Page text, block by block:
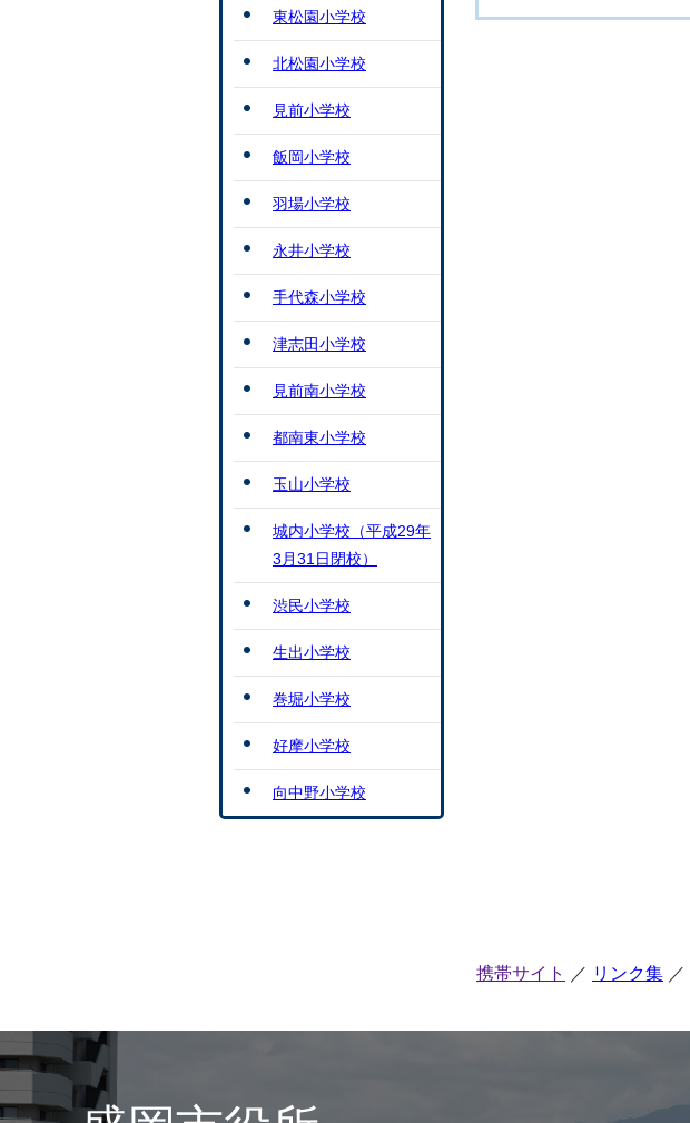
東松園小学校
北松園小学校
見前小学校
飯岡小学校
羽場小学校
永井小学校
手代森小学校
津志田小学校
見前南小学校
都南東小学校
玉山小学校
城内小学校（平成29年
3月31日閉校）
渋民小学校
生出小学校
巻堀小学校
好摩小学校
向中野小学校
携帯サイト リンク集